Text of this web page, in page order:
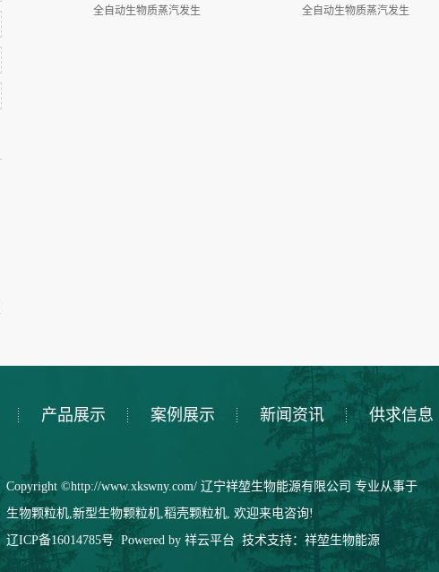
全自动生物质蒸汽发生 全自动生物质蒸汽发生
产品展示 案例展示 新闻资讯 供求信息
Copyright ©http://www.xkswny.com/ 辽宁祥堃生物能源有限公司 专业从事于
生物颗粒机,新型生物颗粒机,稻壳颗粒机, 欢迎来电咨询!
辽ICP备16014785号 Powered by 祥云平台 技术支持：祥堃生物能源